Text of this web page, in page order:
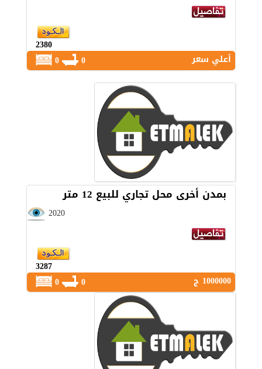
2380
أعلي سعر
0
بمدن أخرى محل تجاري للبيع 12 متر
2020
3287
1000000 ج
0